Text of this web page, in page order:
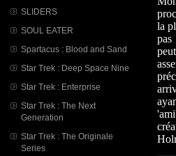
SLIDERS
SOUL EATER
Spartacus : Blood and Sand
Star Trek : Deep Space Nine
Star Trek : Enterprise
Star Trek : The Next
Generation
Star Trek : The Originale
Series
la
pas